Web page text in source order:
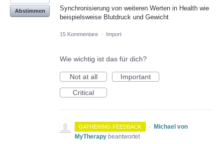
Synchronisierung von weiteren Werten in Health wie
beispielsweise Blutdruck und Gewicht
Abstimmen
15 Kommentare · Import
Wie wichtig ist das für dich?
Not at all
Important
Critical
GATHERING FEEDBACK ·
Michael von
MyTherapy beantwortet